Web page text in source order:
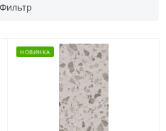
Фильтр
НОВИНКА